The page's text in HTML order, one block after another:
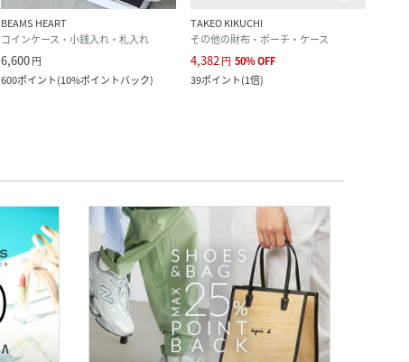
BEAMS HEART
コインケース・小銭入れ・札入れ
6,600円
600ポイント(10%ポイントバック)
TAKEO KIKUCHI
その他の財布・ポーチ・ケース
4,382円 50%OFF
39ポイント(1倍)